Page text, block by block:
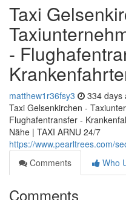
Taxi
-
matthew1r36fsy3 334 days
Taxi Gelsenkirchen -
Flughafentransfer -
Nähe | TAXI ARNU 24/7
https://www.pearltrees.com/
Comments
Who
Comments